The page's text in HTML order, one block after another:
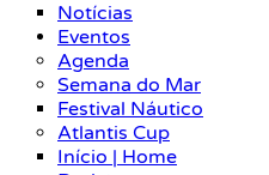
Notícias
Eventos
Agenda
Semana do Mar
Festival Náutico
Atlantis Cup
Início | Home